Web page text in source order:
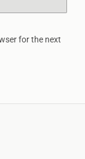
for the next